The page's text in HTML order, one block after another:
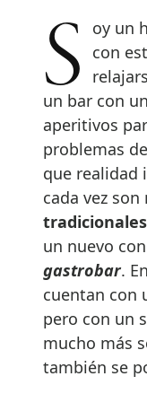
Soy un hombre de tabernas, pero
con
un bar con
aperitivos
problemas
que realidad
cada vez son
tradicionales
un nuevo
gastrobar.
cuentan con
pero con un
mucho más
también se